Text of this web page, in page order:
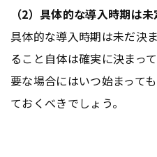
（2）具体的な導入時期は未
具体的な導入時期は未だ決
ること自体は確実に決まっ
要な場合にはいつ始まって
ておくべきでしょう。